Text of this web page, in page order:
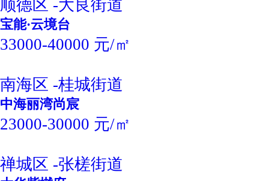
顺德区 -大良街道
宝能·云境台
33000-40000 元/㎡
南海区 -桂城街道
中海丽湾尚宸
23000-30000 元/㎡
禅城区 -张槎街道